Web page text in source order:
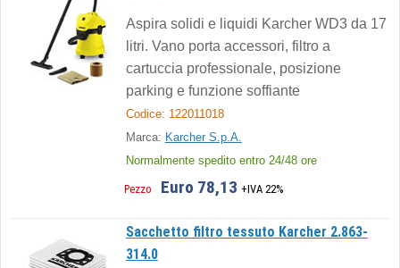
Aspira solidi e liquidi Karcher WD3 da 17
litri. Vano porta accessori, filtro a
cartuccia professionale, posizione
parking e funzione soffiante
Codice: 122011018
Marca: Karcher S.p.A.
Normalmente spedito entro 24/48 ore
Pezzo Euro 78,13 +IVA 22%
Sacchetto filtro tessuto Karcher 2.863-
314.0